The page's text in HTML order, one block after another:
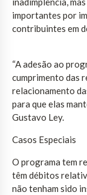
importantes por
contribuintes em
“A adesão ao
cumprimento das
relacionamento
para que elas
Gustavo Ley.
Casos Especiais
O programa tem
têm débitos
não tenham sido